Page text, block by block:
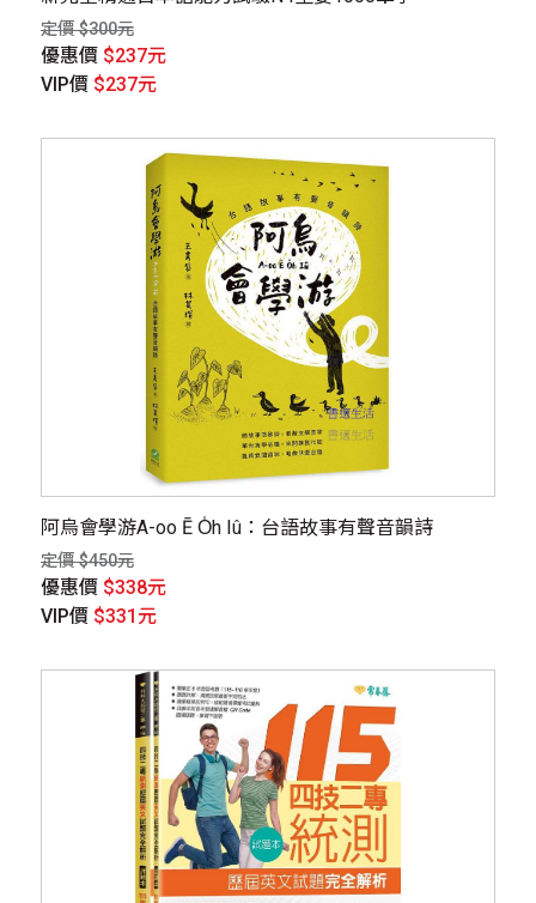
定價 $300元
優惠價 $237元
VIP價 $237元
阿烏會學游A-oo Ē O̍h Iû：台語故事有聲音韻詩
定價 $450元
優惠價 $338元
VIP價 $331元